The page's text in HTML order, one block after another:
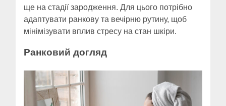
ще на стадії зародження. Для цього потрібно
адаптувати ранкову та вечірню рутину, щоб
мінімізувати вплив стресу на стан шкіри.
Ранковий догляд